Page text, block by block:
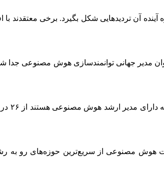
آن تردیدهایی شکل بگیرد. برخی معتقدند
مدیر جهانی توانمندسازی هوش مصنوعی
هوش مصنوعی از سریع‌ترین حوزه‌های رو